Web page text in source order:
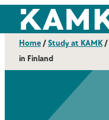
Skip
content
Kajaanin ammattikorkeakoulu
Home/Study at KAMK/
in Finland